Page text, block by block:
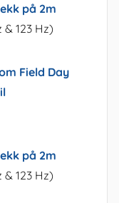
på 2m
& 123 Hz)
Field Day
på 2m
& 123 Hz)